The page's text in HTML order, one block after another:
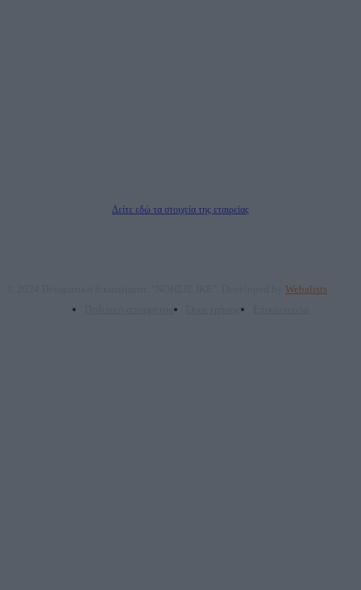
Δείτε εδώ τα στοιχεία της εταιρείας
Webalists